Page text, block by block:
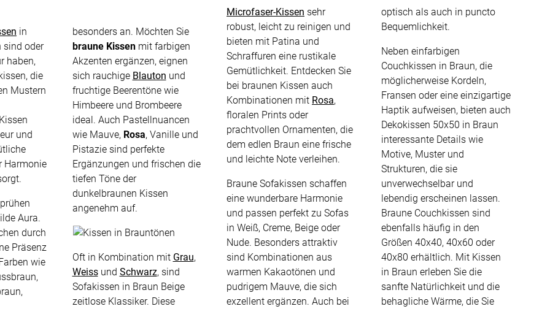
ÜBER UNS
AGB
Impressum
Datenschutz
FAQ
VERSAND
Kostenloser Musterversand
Versandinformation
Reklamation
Widerruf
BEZAHLUNG
Vorkasse
PayPal
Kreditkarte
Rechnung
in
sind oder
haben,
die
Mustern
und
Harmonie
Aura.
durch
Präsenz
wie
besonders an. Möchten Sie
braune Kissenmit farbigen
Akzenten ergänzen, eignen
sich rauchige Blauton und
fruchtige Beerentöne wie
Himbeere und Brombeere
ideal. Auch Pastellnuancen
wie Mauve, Rosa, Vanille und
Pistazie sind perfekte
Ergänzungen und frischen die
tiefen Töne der
dunkelbraunen Kissen
angenehm auf.
Oft in Kombination mit Grau,
Weissund Schwarz, sind
Sofakissen in Braun Beige
zeitlose Klassiker. Diese
Microfaser-Kissen sehr
robust, leicht zu reinigen und
bieten mit Patina und
Schraffuren eine rustikale
Gemütlichkeit. Entdecken Sie
bei braunen Kissen auch
Kombinationen mit Rosa,
floralen Prints oder
prachtvollen Ornamenten, die
dem edlen Braun eine frische
und leichte Note verleihen.
Braune Sofakissen schaffen
eine wunderbare Harmonie
und passen perfekt zu Sofas
in Weiß, Creme, Beige oder
Nude. Besonders attraktiv
sind Kombinationen aus
warmen Kakaotönen und
pudrigem Mauve, die sich
exzellent ergänzen. Auch bei
optisch als auch in puncto
Bequemlichkeit.
Neben einfarbigen
Couchkissen in Braun, die
möglicherweise Kordeln,
Fransen oder eine einzigartige
Haptik aufweisen, bieten auch
Dekokissen 50x50 in Braun
interessante Details wie
Motive, Muster und
Strukturen, die sie
unverwechselbar und
lebendig erscheinen lassen.
Braune Couchkissen sind
ebenfalls häufig in den
Größen 40x40, 40x60 oder
40x80 erhältlich. Mit Kissen
in Braun erleben Sie die
sanfte Natürlichkeit und die
behagliche Wärme, die Sie